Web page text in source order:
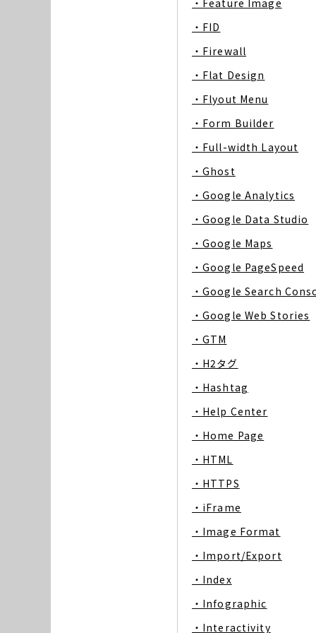
・Feature Image
・FID
・Firewall
・Flat Design
・Flyout Menu
・Form Builder
・Full-width Layout
・Ghost
・Google Analytics
・Google Data Studio
・Google Maps
・Google PageSpeed
・Google Search
・Google Web Stories
・GTM
・H2タグ
・Hashtag
・Help Center
・Home Page
・HTML
・HTTPS
・iFrame
・Image Format
・Import/Export
・Index
・Infographic
・Interactivity